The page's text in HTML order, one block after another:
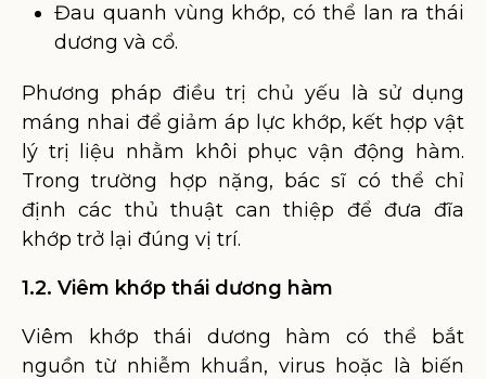
Đau quanh vùng khớp, có thể lan ra thái
dương và cổ.
Phương pháp điều trị chủ yếu là sử dụng
máng nhai để giảm áp lực khớp, kết hợp vật
lý trị liệu nhằm khôi phục vận động hàm.
Trong trường hợp nặng, bác sĩ có thể chỉ
định các thủ thuật can thiệp để đưa đĩa
khớp trở lại đúng vị trí.
1.2. Viêm khớp thái dương hàm
Viêm khớp thái dương hàm có thể bắt
nguồn từ nhiễm khuẩn, virus hoặc là biến